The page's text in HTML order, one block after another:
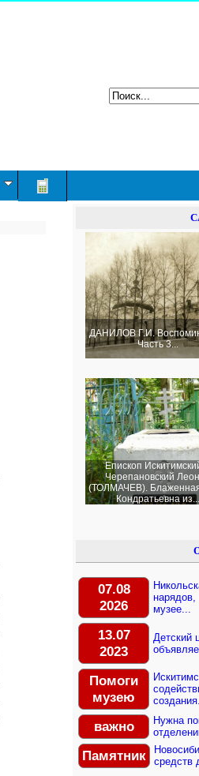
ДАНИЛОВ Г.И.
Часть 3...
Епископ
Черепановский
(ТОЛМАЧЕВ).
Кондратьевна из...
07.08
2026
музее...
13.07
2023
Детский
Помоги
музею
важно
Нужна
Памятник
средств